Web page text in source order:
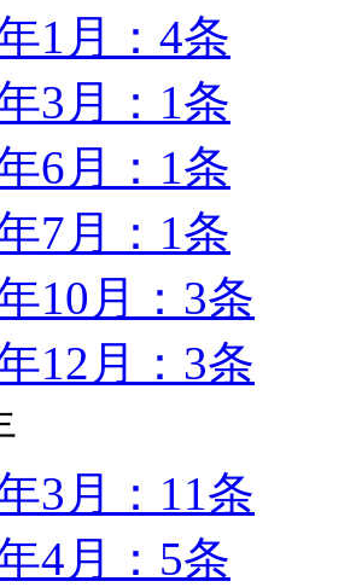
1月：4条
3月：1条
6月：1条
7月：1条
10月：3条
12月：3条
3月：11条
4月：5条